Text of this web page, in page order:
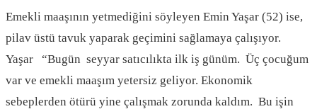
Emekli maaşının yetmediğini söyleyen Emin Yaşar (52) ise,
pilav üstü tavuk yaparak geçimini sağlamaya çalışıyor.
Yaşar “Bugün seyyar satıcılıkta ilk iş günüm. Üç çocuğum
var ve emekli maaşım yetersiz geliyor. Ekonomik
sebeplerden ötürü yine çalışmak zorunda kaldım. Bu işin